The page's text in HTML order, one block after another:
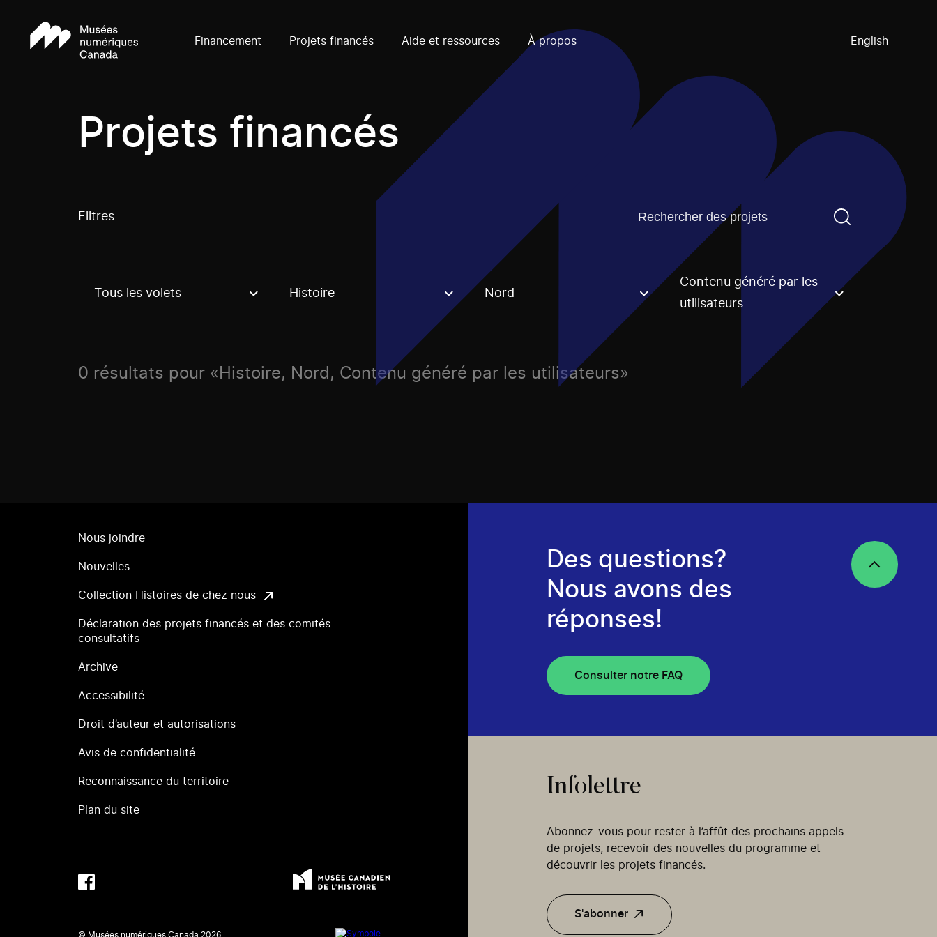
Financement Projets financés Aide et ressources À propos English
Projets financés
Filtres Trouvez un projetVous devez saisir un terme de
Use these options to filter projects by topic, stream or regon. The filter will be applied when selecting an option.
Tous les volets Histoire Nord
Contenu généré par les
utilisateurs
0 résultats pour «Histoire, Nord, Contenu généré par les utilisateurs»
Nous joindre
Nouvelles
Collection Histoires de chez nous
Déclaration des projets financés et des comités
consultatifs
Archive
Accessibilité
Droit d’auteur et autorisations
Avis de confidentialité
Reconnaissance du territoire
Plan du site
© Musées numériques Canada 2026
Des questions?
Nous avons des
réponses!
Consulter notre FAQ
Infolettre
Abonnez-vous pour rester à l’affût des prochains appels
de projets, recevoir des nouvelles du programme et
découvrir les projets financés.
S'abonner